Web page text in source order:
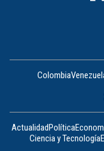
Colombia
ActualidadPolítica
Ciencia y Tecnología